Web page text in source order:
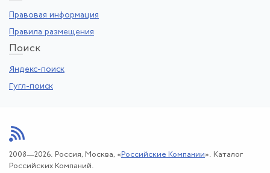
Правовая информация
Правила размещения
Поиск
Яндекс-поиск
Гугл-поиск
2008—2026. Россия, Москва, « Российские Компании». Каталог
Российских Компаний.